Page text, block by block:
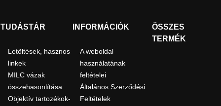
TUDÁSTÁR
Letöltések, hasznos
linkek
MILC vázak
összehasonlítása
Objektív tartozékok-
INFORMÁCIÓK
A weboldal
használatának
feltételei
Általános Szerződési
Feltételek
ÖSSZES
TERMÉK